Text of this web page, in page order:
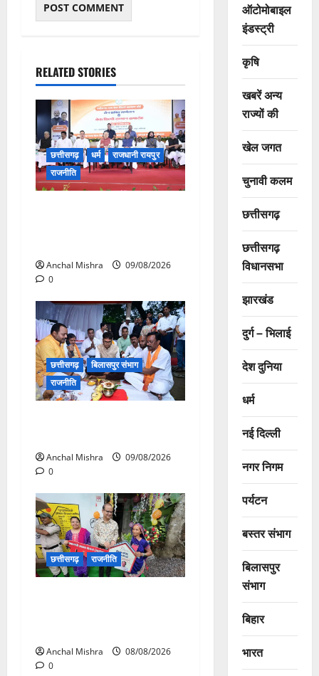
RELATED STORIES
छत्तीसगढ़ धर्म
राजधानी रायपुर
राजनीति
Anchal Mishra
09/08/2026
0
छत्तीसगढ़
बिलासपुर संभाग
राजनीति
Anchal Mishra
09/08/2026
0
छत्तीसगढ़ राजनीति
Anchal Mishra
08/08/2026
0
ऑटोमोबाइल
इंडस्ट्री
कृषि
खबरें अन्य
राज्यों की
खेल जगत
चुनावी कलम
छत्तीसगढ़
छत्तीसगढ़
विधानसभा
झारखंड
दुर्ग – भिलाई
देश दुनिया
धर्म
नई दिल्ली
नगर निगम
पर्यटन
बस्तर संभाग
बिलासपुर
संभाग
बिहार
भारत